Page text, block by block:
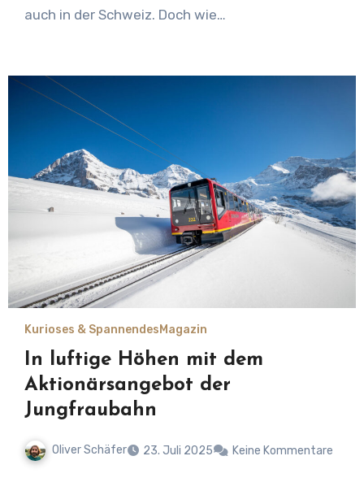
auch in der Schweiz. Doch wie…
Kurioses & Spannendes Magazin
In luftige Höhen mit dem
Aktionärsangebot der
Jungfraubahn
Oliver Schäfer 23. Juli 2025 Keine Kommentare